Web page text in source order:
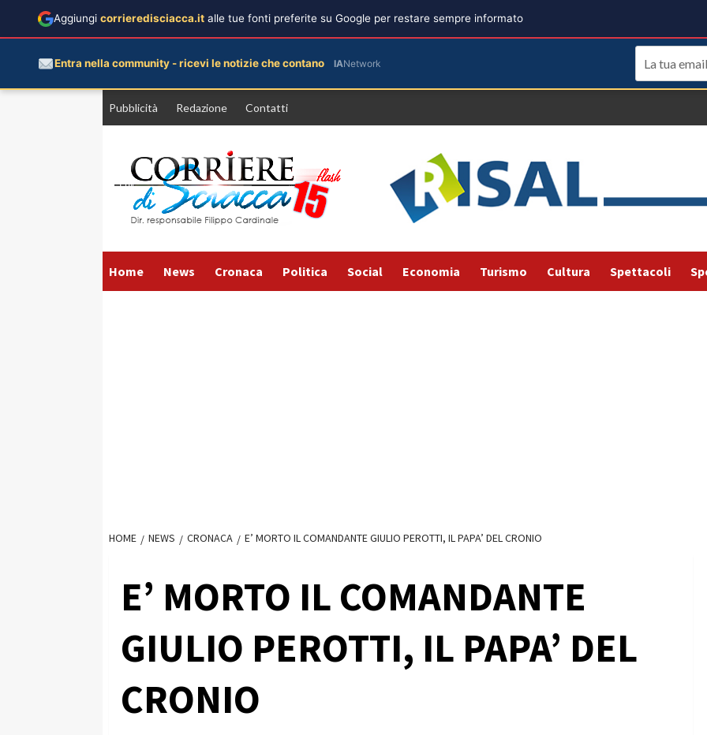
Pubblicità Redazione Contatti
Home News Cronaca Politica Social Economia Turismo Cultura Spettacoli
HOME NEWS CRONACA E’ MORTO IL COMANDANTE GIULIO PEROTTI, IL PAPA’ DEL CRONIO
E’ MORTO IL COMANDANTE
GIULIO PEROTTI, IL PAPA’ DEL
CRONIO
Aggiungi corrieredisciacca.it alle tue fonti preferite su Google per restare sempre informato
Entra nella community - ricevi le notizie che contano IANetwork